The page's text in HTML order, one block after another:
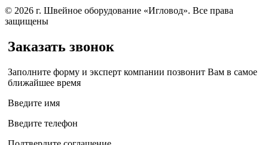
© 2026 г. Швейное оборудование «Игловод». Все права
защищены
Заказать звонок
Заполните форму и эксперт компании позвонит Вам в самое
ближайшее время
Введите имя
Введите телефон